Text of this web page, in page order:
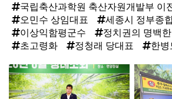
국립축산과학원 축산자원개발부 이
오민수 상임대표
세종시 정부종
이상익함평군수
정치권의 명백
초고령화
정청래 당대표 한병
탑
라
인